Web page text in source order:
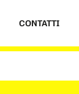
CONTATTI